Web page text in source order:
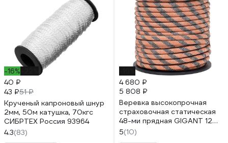
-16%
40 ₽
43 ₽51 ₽
Крученый капроновый шнур
2мм, 50м катушка, 70кгс
СИБРТЕХ Россия 93964
4.3(83)
4 680 ₽
5 808 ₽
Веревка высокопрочная
страховочная статическая
48-ми прядная GIGANT 12
мм 50 м SRG-08
5(10)